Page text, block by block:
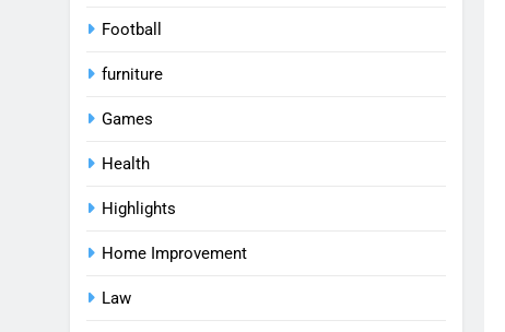
Football
furniture
Games
Health
Highlights
Home Improvement
Law